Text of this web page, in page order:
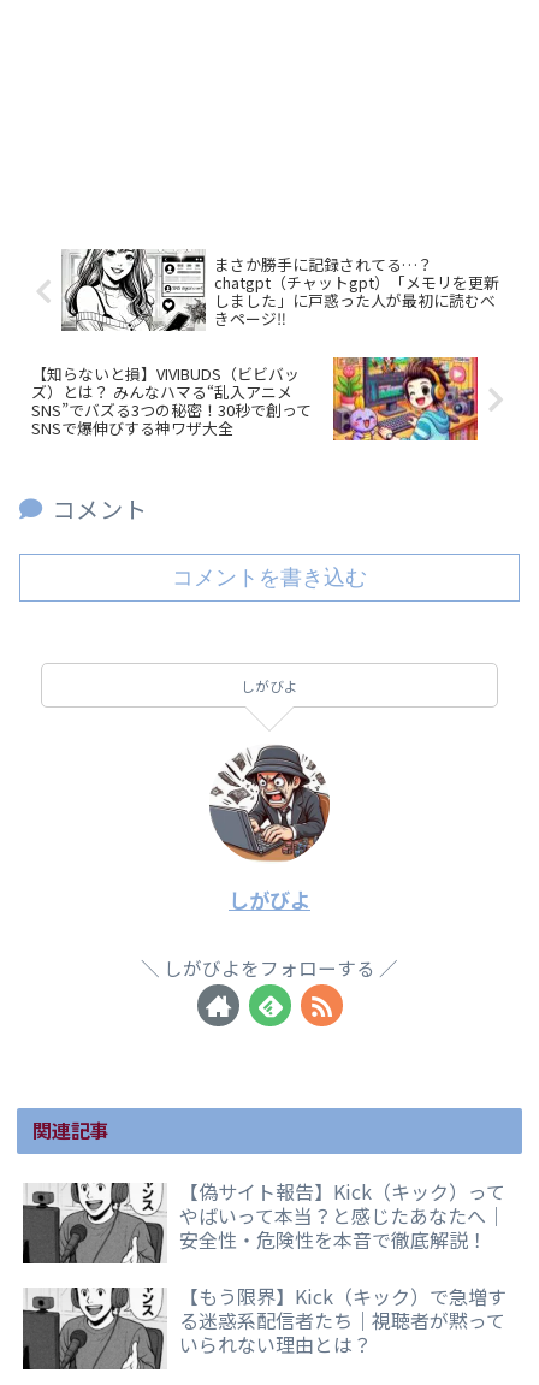
まさか勝手に記録されてる…？
chatgpt（チャットgpt）「メモリを更新
しました」に戸惑った人が最初に読むべ
きページ‼️
【知らないと損】VIVIBUDS（ビビバッ
ズ）とは？ みんなハマる“乱入アニメ
SNS”でバズる3つの秘密！30秒で創って
SNSで爆伸びする神ワザ大全
コメント
コメントを書き込む
しがびよ
しがびよ
しがびよをフォローする
関連記事
【偽サイト報告】Kick（キック）って
やばいって本当？と感じたあなたへ｜
安全性・危険性を本音で徹底解説！
【もう限界】Kick（キック）で急増す
る迷惑系配信者たち｜視聴者が黙って
いられない理由とは？